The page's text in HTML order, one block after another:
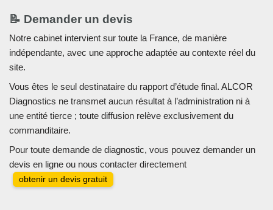
📝 Demander un devis
Notre cabinet intervient sur toute la France, de manière
indépendante, avec une approche adaptée au contexte réel du
site.
Vous êtes le seul destinataire du rapport d’étude final. ALCOR
Diagnostics ne transmet aucun résultat à l’administration ni à
une entité tierce ; toute diffusion relève exclusivement du
commanditaire.
Pour toute demande de diagnostic, vous pouvez demander un
devis en ligne ou nous contacter directement
obtenir un devis gratuit